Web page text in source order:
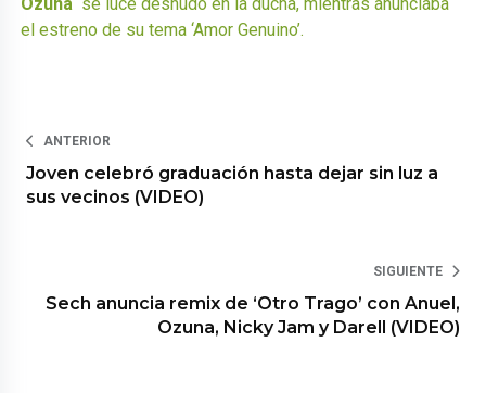
el estreno de su tema ‘Amor Genuino’.
ANTERIOR
Joven celebró graduación hasta dejar sin luz a
sus vecinos (VIDEO)
SIGUIENTE
Sech anuncia remix de ‘Otro Trago’ con Anuel,
Ozuna, Nicky Jam y Darell (VIDEO)